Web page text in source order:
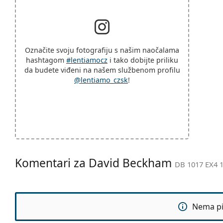
Označite svoju fotografiju s našim naočalama
hashtagom #lentiamocz i tako dobijte priliku
da budete viđeni na našem službenom profilu
@lentiamo_czsk!
Komentari za David Beckham DB 1017 EX4
Nema